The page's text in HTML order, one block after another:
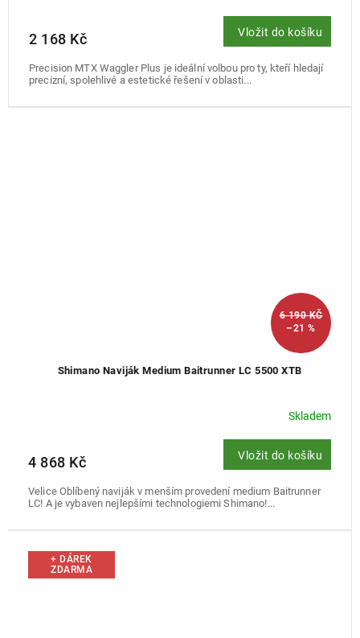
2 168 Kč Vložit do košíku
Precision MTX Waggler Plus je ideální volbou pro ty, kteří hledají
precizní, spolehlivé a estetické řešení v oblasti...
6 190 KČ
–21 %
Shimano Naviják Medium Baitrunner LC 5500 XTB
Skladem
4 868 Kč Vložit do košíku
Velice Oblíbený naviják v menším provedení medium Baitrunner
LC! A je vybaven nejlepšími technologiemi Shimano!...
+ DÁREK
ZDARMA